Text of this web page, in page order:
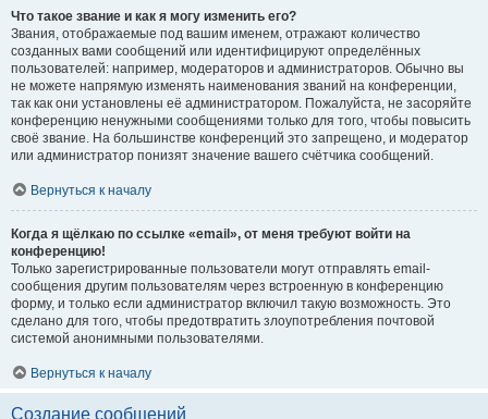
Что такое звание и как я могу изменить его?
Звания, отображаемые под вашим именем, отражают количество
созданных вами сообщений или идентифицируют определённых
пользователей: например, модераторов и администраторов. Обычно вы
не можете напрямую изменять наименования званий на конференции,
так как они установлены её администратором. Пожалуйста, не засоряйте
конференцию ненужными сообщениями только для того, чтобы повысить
своё звание. На большинстве конференций это запрещено, и модератор
или администратор понизят значение вашего счётчика сообщений.
Вернуться к началу
Когда я щёлкаю по ссылке «email», от меня требуют войти на
конференцию!
Только зарегистрированные пользователи могут отправлять email-
сообщения другим пользователям через встроенную в конференцию
форму, и только если администратор включил такую возможность. Это
сделано для того, чтобы предотвратить злоупотребления почтовой
системой анонимными пользователями.
Вернуться к началу
Создание сообщений